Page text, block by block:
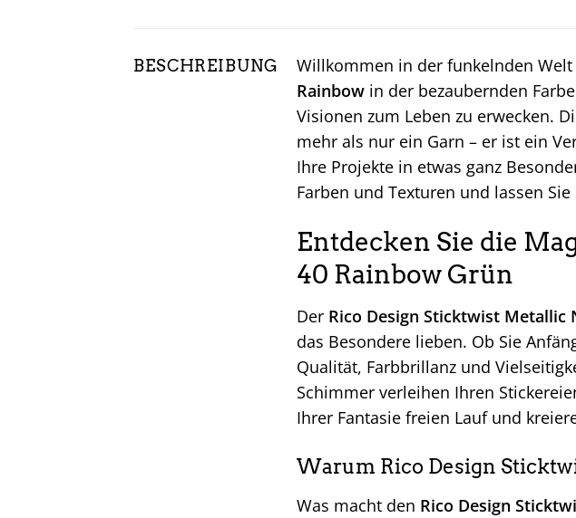
BESCHREIBUNG Willkommen in der funkelnden
Rainbow in der bezaubernden Farbe
Visionen zum Leben zu erwecken.
mehr als nur ein Garn – er ist ein
Ihre Projekte in etwas ganz
Farben und Texturen und lassen
Entdecken Sie die
40 Rainbow Grün
Der Rico Design Sticktwist Metallic
das Besondere lieben. Ob Sie
Qualität, Farbbrillanz und
Schimmer verleihen Ihren
Ihrer Fantasie freien Lauf und
Warum Rico Design
Was macht den Rico Design